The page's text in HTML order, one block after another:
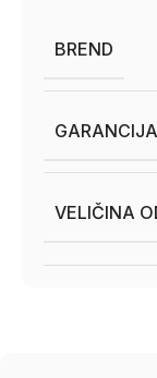
BREND
GARANCIJA
VELIČINA